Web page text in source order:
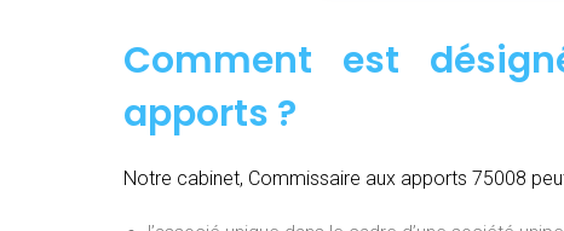
Comment est
apports ?
Notre cabinet, Commissaire aux apports 75008